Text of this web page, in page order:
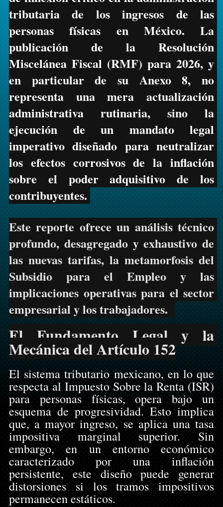
tributaria de los ingresos de las
personas físicas en México. La
publicación de la Resolución
Miscelánea Fiscal (RMF) para 2026, y
en particular de su Anexo 8, no
representa una mera actualización
administrativa rutinaria, sino la
ejecución de un mandato legal
imperativo diseñado para neutralizar
los efectos corrosivos de la inflación
sobre el poder adquisitivo de los
contribuyentes.
Este reporte ofrece un análisis técnico
profundo, desagregado y exhaustivo de
las nuevas tarifas, la metamorfosis del
Subsidio para el Empleo y las
implicaciones operativas para el sector
empresarial y los trabajadores.
El Fundamento Legal y la
Mecánica del Artículo 152
El sistema tributario mexicano, en lo que
respecta al Impuesto Sobre la Renta (ISR)
para personas físicas, opera bajo un
esquema de progresividad. Esto implica
que, a mayor ingreso, se aplica una tasa
impositiva marginal superior. Sin
embargo, en un entorno económico
caracterizado por una inflación
persistente, este diseño puede generar
distorsiones si los tramos impositivos
permanecen estáticos.